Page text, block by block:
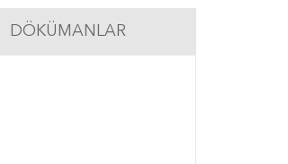
DÖKÜMANLAR